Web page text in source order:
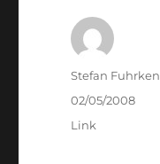
Author
Stefan Fuhrken
Posted
on
02/05/2008
Categories
Link